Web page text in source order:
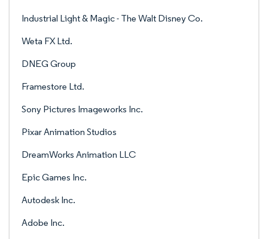
Industrial Light & Magic - The Walt Disney Co.
Weta FX Ltd.
DNEG Group
Framestore Ltd.
Sony Pictures Imageworks Inc.
Pixar Animation Studios
DreamWorks Animation LLC
Epic Games Inc.
Autodesk Inc.
Adobe Inc.